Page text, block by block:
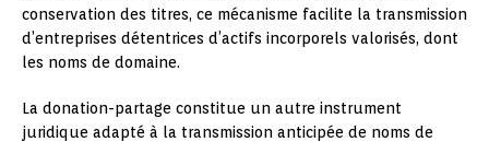
conservation des titres, ce mécanisme facilite la transmission
d’entreprises détentrices d’actifs incorporels valorisés, dont
les noms de domaine.
La donation-partage constitue un autre instrument
juridique adapté à la transmission anticipée de noms de